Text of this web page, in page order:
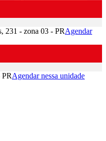
231 - zona 03 - PRAgendar
Agendar nessa unidade